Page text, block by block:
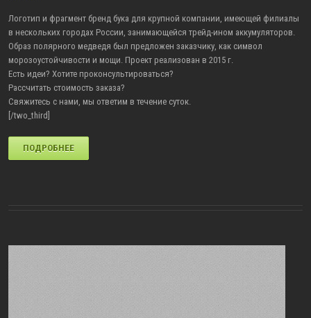
Логотип и фрагмент бренд бука для крупной компании, имеющей филиалы
в нескольких городах России, занимающейся трейд-ином аккумуляторов.
Образ полярного медведя был предложен заказчику, как символ
морозоустойчивости и мощи. Проект реализован в 2015 г.
Есть идеи? Хотите проконсультироваться?
Рассчитать стоимость заказа?
Свяжитесь с нами, мы ответим в течение суток.
[/two_third]
ПОДРОБНЕЕ